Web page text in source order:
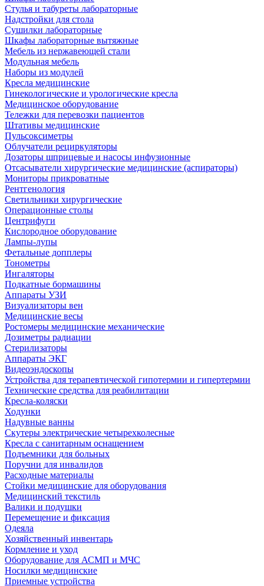
Стулья и табуреты лабораторные
Надстройки для стола
Сушилки лабораторные
Шкафы лабораторные вытяжные
Мебель из нержавеющей стали
Модульная мебель
Наборы из модулей
Кресла медицинские
Гинекологические и урологические кресла
Медицинское оборудование
Тележки для перевозки пациентов
Штативы медицинские
Пульсоксиметры
Облучатели рециркуляторы
Дозаторы шприцевые и насосы инфузионные
Отсасыватели хирургические медицинские (аспираторы)
Мониторы прикроватные
Рентгенология
Светильники хирургические
Операционные столы
Центрифуги
Кислородное оборудование
Лампы-лупы
Фетальные допплеры
Тонометры
Ингаляторы
Подкатные бормашины
Аппараты УЗИ
Визуализаторы вен
Медицинские весы
Ростомеры медицинские механические
Дозиметры радиации
Стерилизаторы
Аппараты ЭКГ
Видеоэндоскопы
Устройства для терапевтической гипотермии и гипертермии
Технические средства для реабилитации
Кресла-коляски
Ходунки
Надувные ванны
Скутеры электрические четырехколесные
Кресла с санитарным оснащением
Подъемники для больных
Поручни для инвалидов
Расходные материалы
Стойки медицинские для оборудования
Медицинский текстиль
Валики и подушки
Перемещение и фиксация
Одеяла
Хозяйственный инвентарь
Кормление и уход
Оборудование для АСМП и МЧС
Носилки медицинские
Приемные устройства